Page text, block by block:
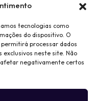
tecnologias como
do dispositivo. O
processar dados
exclusivos neste site. Não
negativamente certos